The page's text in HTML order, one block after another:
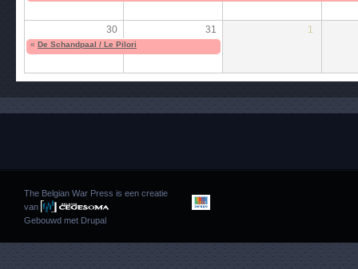
30 31 1
« De Schandpaal / Le Pilori
The Belgian War Press is een creatie
van
Gebouwd met Drupal